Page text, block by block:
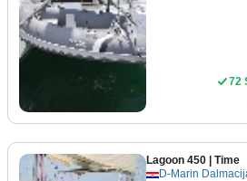
72
Lagoon 450 | Time
D-Marin